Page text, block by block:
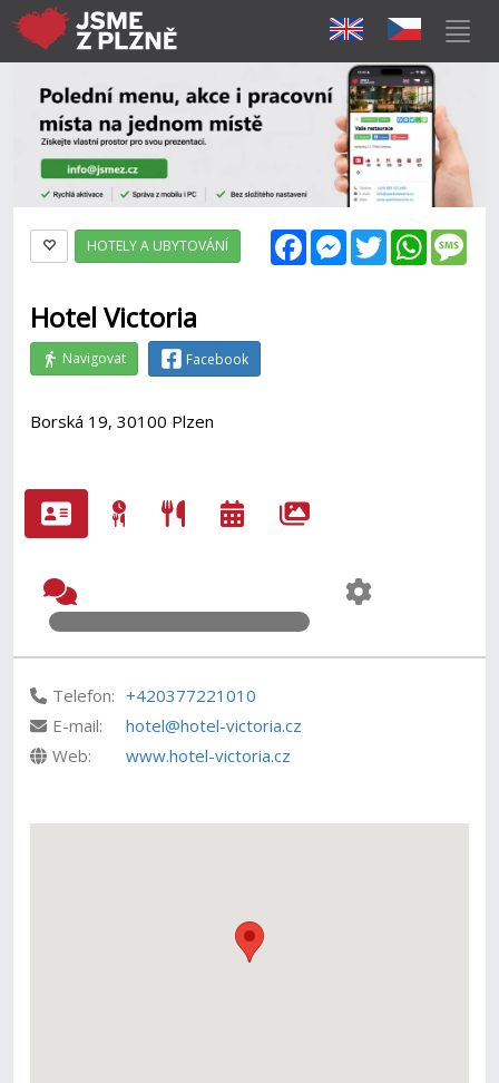
FacebookMessenger
Twitter
HOTELY A UBYTOVÁNÍ
Hotel Victoria
Navigovat Facebook
Borská 19, 30100 Plzen
Telefon: +420377221010
E-mail:
hotel@hotel-victoria.cz
Web:
www.hotel-victoria.cz